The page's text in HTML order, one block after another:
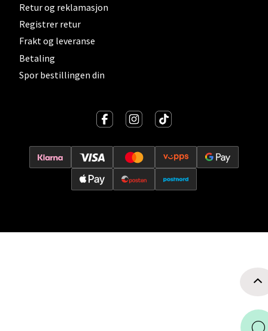
Retur og reklamasjon
Registrer retur
Frakt og leveranse
Betaling
Spor bestillingen din
Torgbakken 2, 5401 Stord
Åpent i dag 10-17
0 i butikk
Vitaminveien 7 - 9, 0485 Oslo
Åpent i dag 10-21
Velg